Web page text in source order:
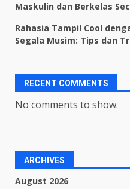
Maskulin dan Berkelas
Rahasia Tampil Cool
Segala Musim: Tips dan
RECENT COMMENTS
No comments to show.
ARCHIVES
August 2026